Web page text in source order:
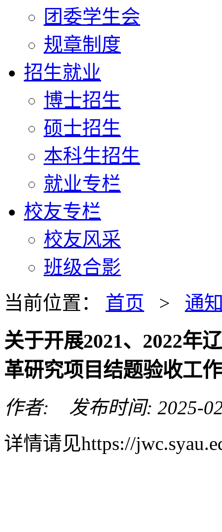
团委学生会
规章制度
招生就业
博士招生
硕士招生
本科生招生
就业专栏
校友专栏
校友风采
班级合影
当前位置： 首页 > 通
关于开展2021、2022年
革研究项目结题验收工
作者: 发布时间: 2025-
详情请见https://